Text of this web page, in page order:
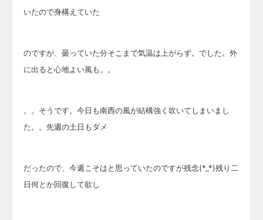
いたので身構えていた
のですが、曇っていた分そこまで気温は上がらず。でした。外
に出ると心地よい風も。。
。。そうです。今日も南西の風が結構強く吹いてしまいまし
た。。先週の土日もダメ
だったので、今週こそはと思っていたのですが残念(*_*)残り二
日何とか回復して欲し